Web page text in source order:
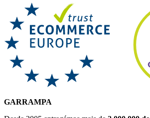
GARRAMPA